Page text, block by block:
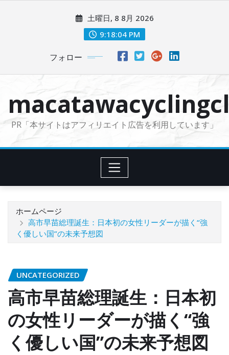
に
土曜日, 8 8月 2026
9:18:05 PM
フォロー
PR「本サイトはアフィリエイト広告を利用しています」
ホームページ
高市早苗総理誕生：日本初の女性リーダーが描く“強
く優しい国”の未来予想図
UNCATEGORIZED
高市早苗総理誕生：日本初
の女性リーダーが描く“強
く優しい国”の未来予想図